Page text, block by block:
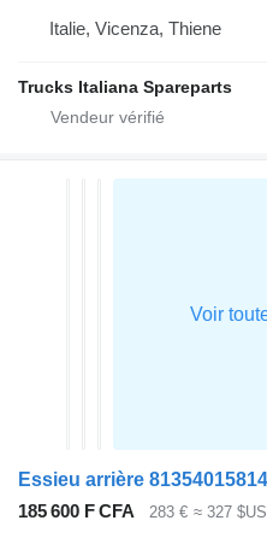
Italie, Vicenza, Thiene
Trucks Italiana Spareparts
185 600 F CFA 283 € ≈ 327 $US